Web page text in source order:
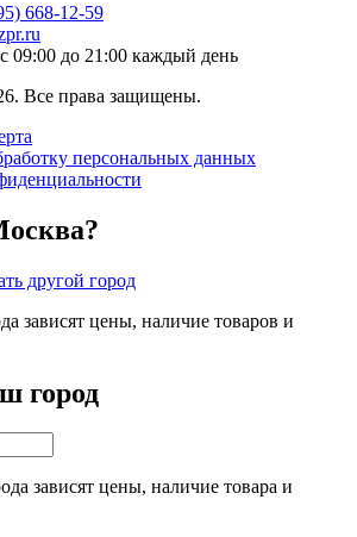
668-12-59
с 09:00 до 21:00 каждый день
Все права защищены.
персональных данных
другой город
зависят цены, наличие товаров и
город
зависят цены, наличие товара и